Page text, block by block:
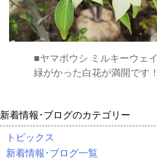
■ヤマボウシ ミルキーウェイ
緑がかった白花が満開です！
新着情報･ブログのカテゴリー
トピックス
新着情報･ブログ一覧